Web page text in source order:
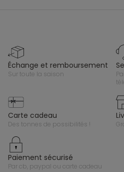
échange et remboursement
sur toute la saison
par whatsapp, e-mail ou
carte cadeau
des tonnes de possibilités !
paiement sécurisé
par cb, paypal ou carte cadeau